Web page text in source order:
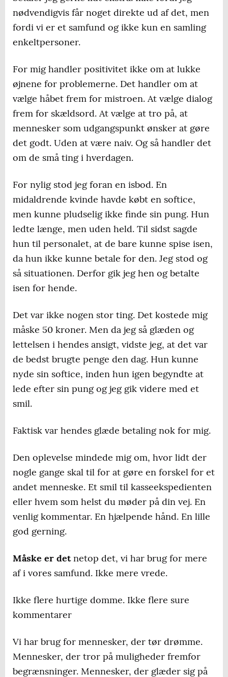
nødvendigvis får noget direkte ud af det, men
fordi vi er et samfund og ikke kun en samling
enkeltpersoner.
For mig handler positivitet ikke om at lukke
øjnene for problemerne. Det handler om at
vælge håbet frem for mistroen. At vælge dialog
frem for skældsord. At vælge at tro på, at
mennesker som udgangspunkt ønsker at gøre
det godt. Uden at være naiv. Og så handler det
om de små ting i hverdagen.
For nylig stod jeg foran en isbod. En
midaldrende kvinde havde købt en softice,
men kunne pludselig ikke finde sin pung. Hun
ledte længe, men uden held. Til sidst sagde
hun til personalet, at de bare kunne spise isen,
da hun ikke kunne betale for den. Jeg stod og
så situationen. Derfor gik jeg hen og betalte
isen for hende.
Det var ikke nogen stor ting. Det kostede mig
måske 50 kroner. Men da jeg så glæden og
lettelsen i hendes ansigt, vidste jeg, at det var
de bedst brugte penge den dag. Hun kunne
nyde sin softice, inden hun igen begyndte at
lede efter sin pung og jeg gik videre med et
smil.
Faktisk var hendes glæde betaling nok for mig.
Den oplevelse mindede mig om, hvor lidt der
nogle gange skal til for at gøre en forskel for et
andet menneske. Et smil til kasseekspedienten
eller hvem som helst du møder på din vej. En
venlig kommentar. En hjælpende hånd. En lille
god gerning.
Måske er detnetop det, vi har brug for mere
af i vores samfund. Ikke mere vrede.
Ikke flere hurtige domme. Ikke flere sure
kommentarer
Vi har brug for mennesker, der tør drømme.
Mennesker, der tror på muligheder fremfor
begrænsninger. Mennesker, der glæder sig på